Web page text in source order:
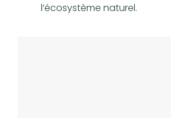
l’écosystème naturel.